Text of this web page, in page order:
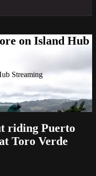
on Island Hub
Streaming
riding Puerto
Toro Verde